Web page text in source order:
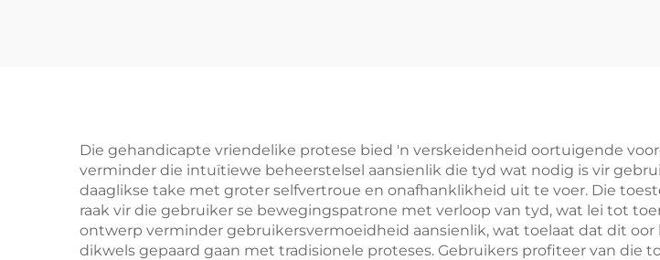
Die gehandicapte vriendelike protese bied 'n verskeidenheid oortuigende
verminder die intuïtiewe beheerstelsel aansienlik die tyd wat nodig is vir
daaglikse take met groter selfvertroue en onafhanklikheid uit te voer. Die
raak vir die gebruiker se bewegingspatrone met verloop van tyd, wat lei tot
ontwerp verminder gebruikersvermoeidheid aansienlik, wat toelaat dat dit
dikwels gepaard gaan met tradisionele proteses. Gebruikers profiteer van